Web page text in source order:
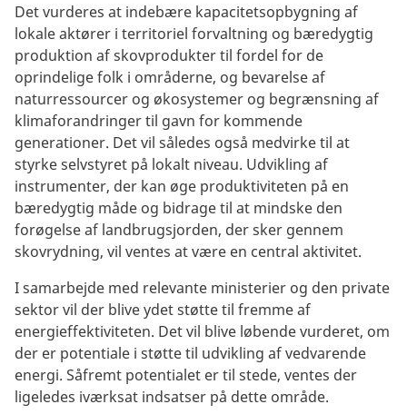
Det vurderes at indebære kapacitetsopbygning af
lokale aktører i territoriel forvaltning og bæredygtig
produktion af skovprodukter til fordel for de
oprindelige folk i områderne, og bevarelse af
naturressourcer og økosystemer og begrænsning af
klimaforandringer til gavn for kommende
generationer. Det vil således også medvirke til at
styrke selvstyret på lokalt niveau. Udvikling af
instrumenter, der kan øge produktiviteten på en
bæredygtig måde og bidrage til at mindske den
forøgelse af landbrugsjorden, der sker gennem
skovrydning, vil ventes at være en central aktivitet.
I samarbejde med relevante ministerier og den private
sektor vil der blive ydet støtte til fremme af
energieffektiviteten. Det vil blive løbende vurderet, om
der er potentiale i støtte til udvikling af vedvarende
energi. Såfremt potentialet er til stede, ventes der
ligeledes iværksat indsatser på dette område.